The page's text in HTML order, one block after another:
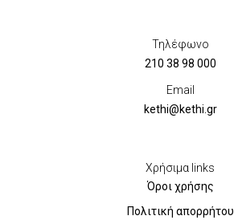
Τηλέφωνο
210 38 98 000
Email
kethi@kethi.gr
Χρήσιμα links
Όροι χρήσης
Πολιτική απορρήτου